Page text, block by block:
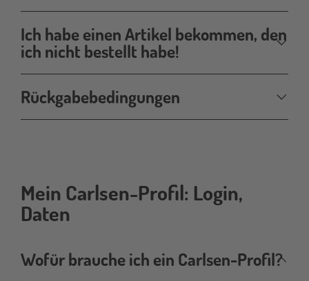
Ich habe einen Artikel bekommen, den
ich nicht bestellt habe!
Rückgabebedingungen
carlsen-
profilMein Carlsen-Profil: Login,
Daten
Wofür brauche ich ein Carlsen-Profil?